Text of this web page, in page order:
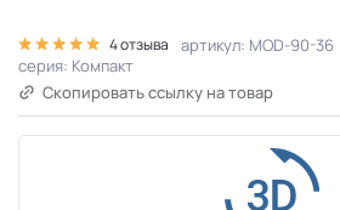
4 отзыва
артикул: MOD-90-36
серия: Компакт
Скопировать ссылку на товар